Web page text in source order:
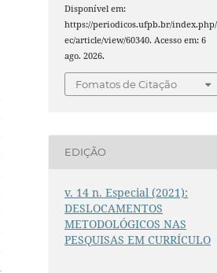
Disponível em:
https://periodicos.ufpb.br/
ec/article/view/60340. Acesso em: 6
ago. 2026.
Fomatos de Citação
EDIÇÃO
v. 14 n. Especial (2021):
DESLOCAMENTOS
METODOLÓGICOS NAS
PESQUISAS EM CURRÍCULO